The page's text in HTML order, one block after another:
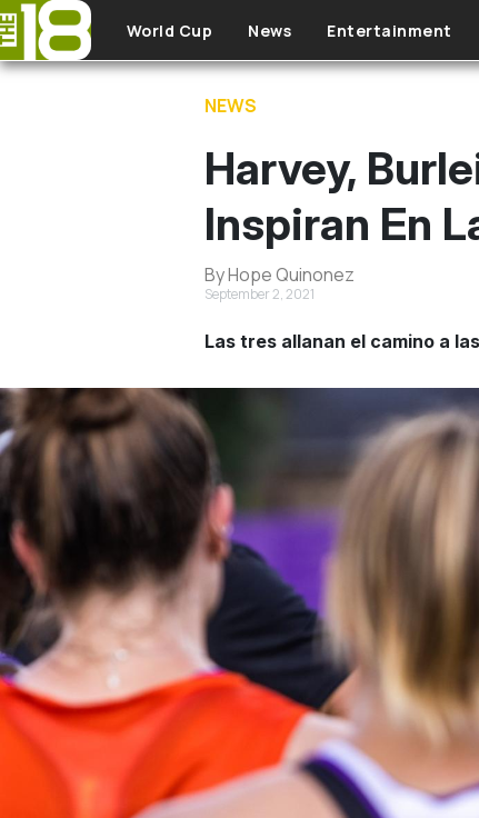
Pasar al contenido principal
World Cup News Entertainment
NEWS
Harvey,
Inspiran En
By Hope Quinonez
September 2, 2021
Las tres allanan el camino a